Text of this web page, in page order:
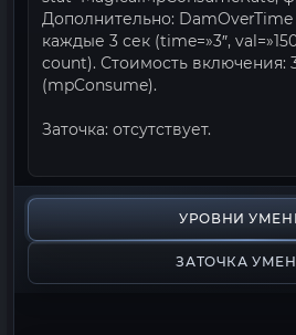
Дополнительно:
каждые 3 сек (time=»3″,
count). Стоимость включения:
(mpConsume).
Заточка: отсутствует.
УРОВНИ
ЗАТОЧКА